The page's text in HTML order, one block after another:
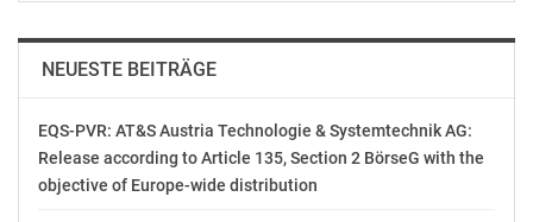
Wiener Neustadt unter dem Motto „Erklärt. Erlebt! –
Lieben Sie Brahms“ der Symphonie Nr. 4 e-moll op. 98
Karten unter 02622/34000, e-mail
tickets@stadttheater-wn.at und www.stadttheater-
wn.at.
NEUESTE BEITRÄGE
EQS-PVR: AT&S Austria Technologie & Systemtechnik AG:
Release according to Article 135, Section 2 BörseG with the
objective of Europe-wide distribution